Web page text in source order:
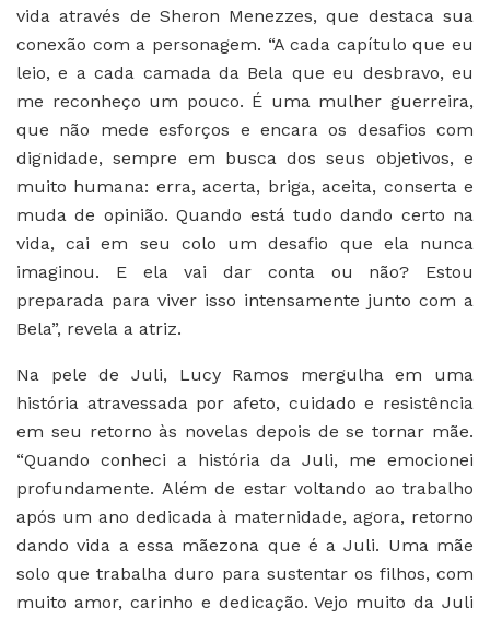
vida através de Sheron Menezzes, que destaca sua
conexão com a personagem. “A cada capítulo que eu
leio, e a cada camada da Bela que eu desbravo, eu
me reconheço um pouco. É uma mulher guerreira,
que não mede esforços e encara os desafios com
dignidade, sempre em busca dos seus objetivos, e
muito humana: erra, acerta, briga, aceita, conserta e
muda de opinião. Quando está tudo dando certo na
vida, cai em seu colo um desafio que ela nunca
imaginou. E ela vai dar conta ou não? Estou
preparada para viver isso intensamente junto com a
Bela”, revela a atriz.
Na pele de Juli, Lucy Ramos mergulha em uma
história atravessada por afeto, cuidado e resistência
em seu retorno às novelas depois de se tornar mãe.
“Quando conheci a história da Juli, me emocionei
profundamente. Além de estar voltando ao trabalho
após um ano dedicada à maternidade, agora, retorno
dando vida a essa mãezona que é a Juli. Uma mãe
solo que trabalha duro para sustentar os filhos, com
muito amor, carinho e dedicação. Vejo muito da Juli